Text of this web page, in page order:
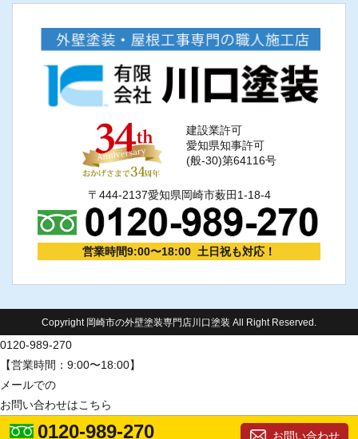
建設業許可
愛知県知事許可
(般-30)第64116号
〒444-2137愛知県岡崎市薮田1-18-4
営業時間9:00〜18:00 土日祝も対応！
Copyright 岡崎市の外壁塗装専門店川口塗装 All Right Reserved.
0120-989-270 お問い合わせ
0120-989-270
【営業時間：9:00〜18:00】
メールでの
お問い合わせはこちら